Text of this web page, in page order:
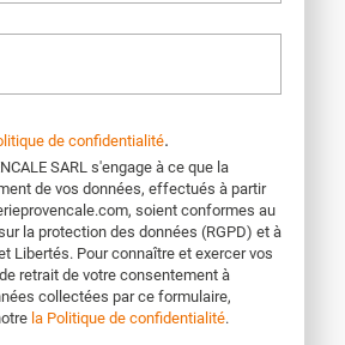
de confidentialité.
SARL s'engage à ce que la
de vos données, effectués à partir
soient conformes au
la protection des données (RGPD) et à
Libertés. Pour connaître et exercer vos
retrait de votre consentement à
collectées par ce formulaire,
la Politique de confidentialité.